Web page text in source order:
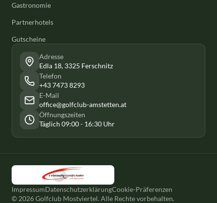
Gastronomie
Partnerhotels
Gutscheine
Adresse
Edla 18, 3325 Ferschnitz
Telefon
+43 7473 8293
E-Mail
office@golfclub-amstetten.at
Öffnungszeiten
Täglich 09:00 - 16:30 Uhr
© 2026 Golfclub Mostviertel. Alle Rechte vorbehalten.
ImpressumDatenschutzerklärungCookie-Präferenzen